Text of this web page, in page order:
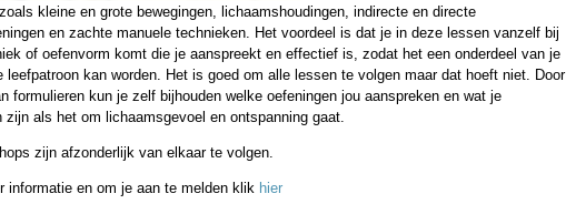
kleine en grote bewegingen, lichaamshoudingen, indirecte en directe
en zachte manuele technieken. Het voordeel is dat je in deze lessen vanzelf bij
of oefenvorm komt die je aanspreekt en effectief is, zodat het een onderdeel van je
leefpatroon kan worden. Het is goed om alle lessen te volgen maar dat hoeft niet. Door
formulieren kun je zelf bijhouden welke oefeningen jou aanspreken en wat je
zijn als het om lichaamsgevoel en ontspanning gaat.
zijn afzonderlijk van elkaar te volgen.
informatie en om je aan te melden klik hier